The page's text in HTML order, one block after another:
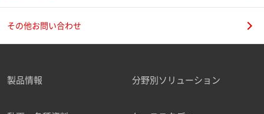
その他お問い合わせ
製品情報 分野別ソリューション